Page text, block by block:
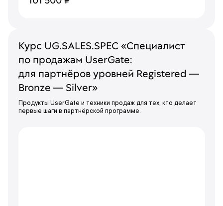
Курс UG.SALES.SPEC «Специалист
по продажам UserGate:
для партнёров уровней Registered —
Bronze — Silver»
Продукты UserGate и техники продаж для тех, кто делает
первые шаги в партнёрской программе.